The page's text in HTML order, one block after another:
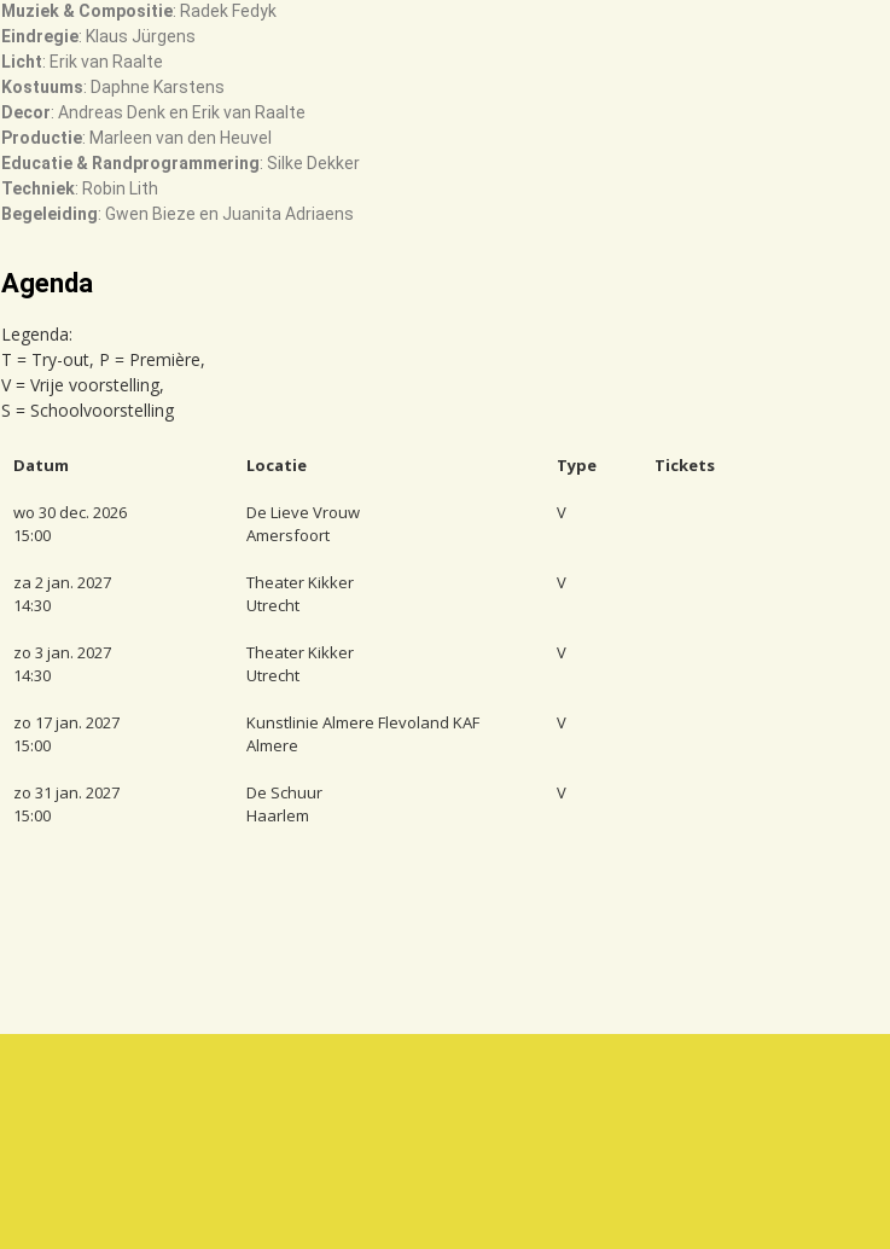
Muziek & Compositie: Radek Fedyk
Eindregie: Klaus Jürgens
Licht: Erik van Raalte
Kostuums: Daphne Karstens
Decor: Andreas Denk en Erik van Raalte
Productie: Marleen van den Heuvel
Educatie & Randprogrammering: Silke Dekker
Techniek: Robin Lith
Begeleiding: Gwen Bieze en Juanita Adriaens
Agenda
Legenda:
T = Try-out, P = Première,
V = Vrije voorstelling,
S = Schoolvoorstelling
Datum Locatie Type Tickets
wo 30 dec. 2026
15:00
De Lieve Vrouw
Amersfoort
V
za 2 jan. 2027
14:30
Theater Kikker
Utrecht
V
zo 3 jan. 2027
14:30
Theater Kikker
Utrecht
V
zo 17 jan. 2027
15:00
Kunstlinie Almere Flevoland KAF
Almere
V
zo 31 jan. 2027
15:00
De Schuur
Haarlem
V